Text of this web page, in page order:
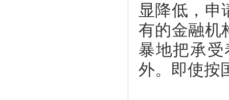
显降低，申
有的金融机
暴地把承
外。即使按